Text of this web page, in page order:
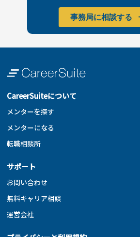
事務局に相談する
CareerSuiteについて
メンターを探す
メンターになる
転職相談所
サポート
お問い合わせ
無料キャリア相談
運営会社